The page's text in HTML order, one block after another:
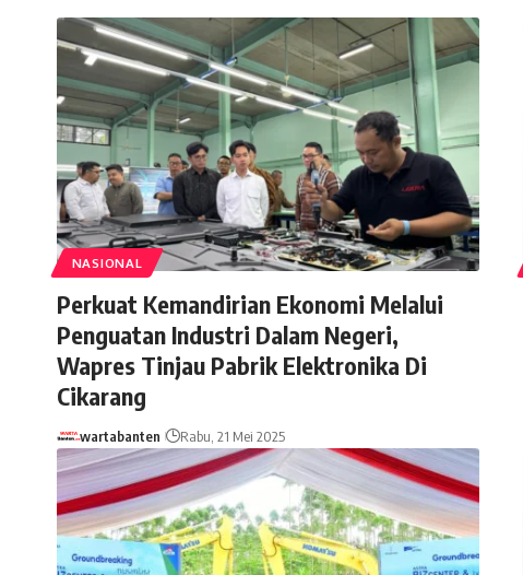
NASIONAL
Perkuat Kemandirian Ekonomi Melalui
Penguatan Industri Dalam Negeri,
Wapres Tinjau Pabrik Elektronika Di
Cikarang
wartabanten Rabu, 21 Mei 2025